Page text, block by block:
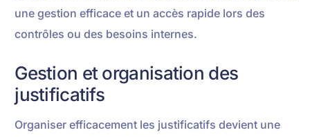
une gestion efficace et un accès rapide lors des
contrôles ou des besoins internes.
Gestion et organisation des
justificatifs
Organiser efficacement les justificatifs devient une